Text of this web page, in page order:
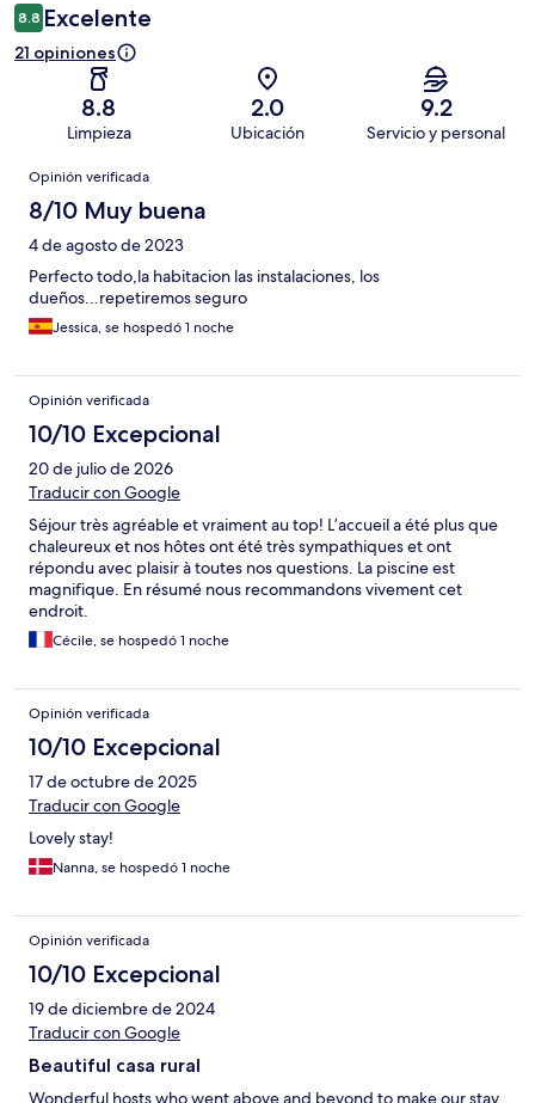
8.8 Excelente
21 opiniones
8.8
Limpieza
2.0
Ubicación
9.2
Servicio y personal
Opiniones
Opinión verificada
8/10 Muy buena
4 de agosto de 2023
Perfecto todo,la habitacion las instalaciones, los
dueños...repetiremos seguro
Jessica, se hospedó 1 noche
Opinión verificada
10/10 Excepcional
20 de julio de 2026
Traducir con Google
Séjour très agréable et vraiment au top! L’accueil a été plus que
chaleureux et nos hôtes ont été très sympathiques et ont
répondu avec plaisir à toutes nos questions. La piscine est
magnifique. En résumé nous recommandons vivement cet
endroit.
Cécile, se hospedó 1 noche
Opinión verificada
10/10 Excepcional
17 de octubre de 2025
Traducir con Google
Lovely stay!
Nanna, se hospedó 1 noche
Opinión verificada
10/10 Excepcional
19 de diciembre de 2024
Traducir con Google
Beautiful casa rural
Wonderful hosts who went above and beyond to make our stay